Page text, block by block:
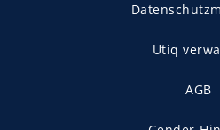
Utiq
AGB